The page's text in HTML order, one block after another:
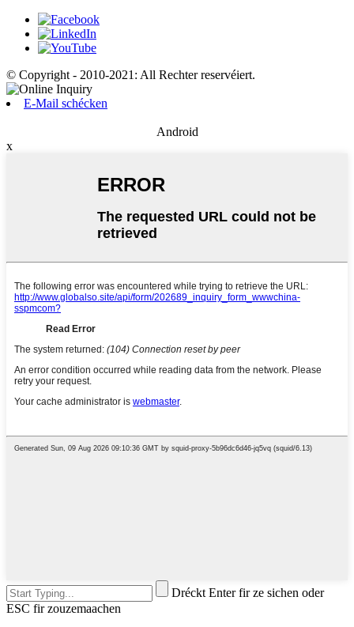
© Copyright - 2010-2021: All Rechter reservéiert.
E-Mail schécken
Android
x
Dréckt Enter fir ze sichen oder
ESC fir zouzemaachen